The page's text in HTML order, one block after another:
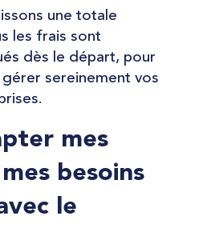
une totale
les frais sont
dès le départ, pour
sereinement vos
mes
besoins
le